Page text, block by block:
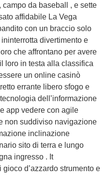
da baseball , e sette
affidabile La Vega
con un braccio solo
divertimento e
che affrontano per avere
loro in testa alla classifica
un online casinò
errante libero sfogo e
dell’informazione
app vedere con agile
non suddiviso navigazione
inclinazione
sito di terra e lungo
ingresso . It
d’azzardo strumento e